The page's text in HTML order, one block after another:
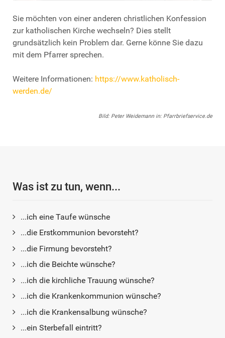
Sie möchten von einer anderen christlichen Konfession
zur katholischen Kirche wechseln? Dies stellt
grundsätzlich kein Problem dar. Gerne könne Sie dazu
mit dem Pfarrer sprechen.
Weitere Informationen: https://www.katholisch-
werden.de/
Bild: Peter Weidemann in: Pfarrbriefservice.de
Was ist zu tun, wenn...
...ich eine Taufe wünsche
...die Erstkommunion bevorsteht?
...die Firmung bevorsteht?
...ich die Beichte wünsche?
...ich die kirchliche Trauung wünsche?
...ich die Krankenkommunion wünsche?
...ich die Krankensalbung wünsche?
...ein Sterbefall eintritt?